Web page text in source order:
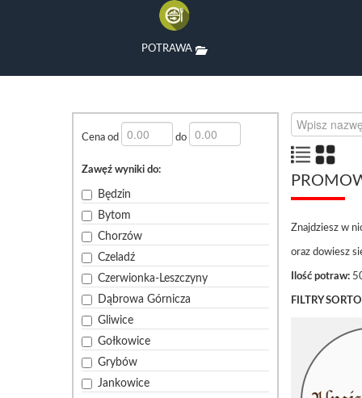
POTRAWA
Cena od do
Zawęź wyniki do:
Będzin
Bytom
Chorzów
Czeladź
Czerwionka-Leszczyny
Dąbrowa Górnicza
Gliwice
Gołkowice
Grybów
Jankowice
Znajdziesz w
oraz dowiesz
Ilość potraw:
FILTRY